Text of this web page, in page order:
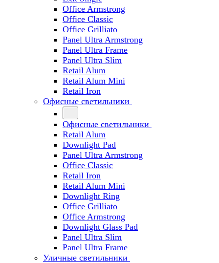
Office Armstrong
Office Classic
Office Grilliato
Panel Ultra Armstrong
Panel Ultra Frame
Panel Ultra Slim
Retail Alum
Retail Alum Mini
Retail Iron
Офисные светильники
Офисные светильники
Retail Alum
Downlight Pad
Panel Ultra Armstrong
Office Classic
Retail Iron
Retail Alum Mini
Downlight Ring
Office Grilliato
Office Armstrong
Downlight Glass Pad
Panel Ultra Slim
Panel Ultra Frame
Уличные светильники